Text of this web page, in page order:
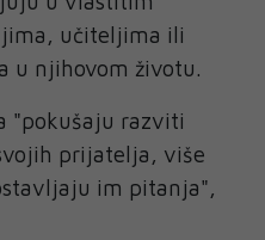
učiteljima ili
u njihovom životu.
"pokušaju razviti
prijatelja, više
im pitanja",